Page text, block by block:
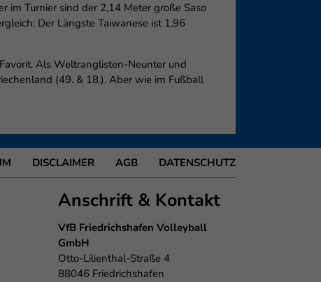
im Turnier sind der 2,14 Meter große Saso
Der Längste Taiwanese ist 1,96
Als Weltranglisten-Neunter und
(49. & 18.). Aber wie im Fußball
DATENSCHUTZ
AGB
DISCLAIMER
Anschrift & Kontakt
VfB Friedrichshafen Volleyball
GmbH
Otto-Lilienthal-Straße 4
88046 Friedrichshafen